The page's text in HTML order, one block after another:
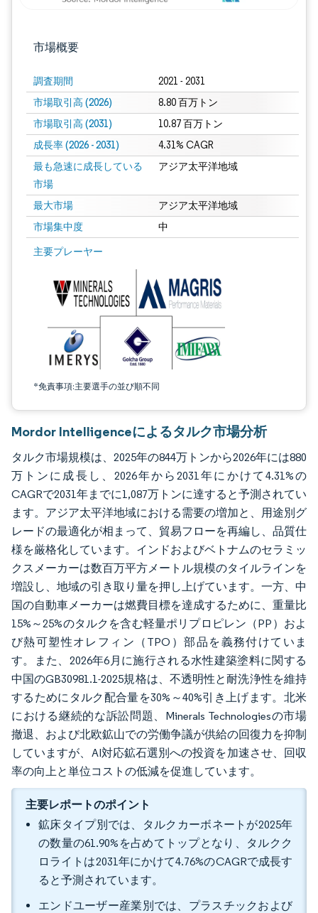
市場概要
調査期間 2021 - 2031
市場取引高 (2026) 8.80 百万トン
市場取引高 (2031) 10.87 百万トン
成長率 (2026 - 2031) 4.31% CAGR
最も急速に成長している
市場
アジア太平洋地域
最大市場 アジア太平洋地域
市場集中度 中
主要プレーヤー
*免責事項:主要選手の並び順不同
画像 © Mordor Intelligence。再利用にはCC BY 4.0の表示が必要です。
Mordor Intelligenceによるタルク市場分析
タルク市場規模は、2025年の844万トンから2026年には880
万トンに成長し、2026年から2031年にかけて4.31%の
CAGRで2031年までに1,087万トンに達すると予測されてい
ます。アジア太平洋地域における需要の増加と、用途別グ
レードの最適化が相まって、貿易フローを再編し、品質仕
様を厳格化しています。インドおよびベトナムのセラミッ
クスメーカーは数百万平方メートル規模のタイルラインを
増設し、地域の引き取り量を押し上げています。一方、中
国の自動車メーカーは燃費目標を達成するために、重量比
15%～25%のタルクを含む軽量ポリプロピレン（PP）およ
び熱可塑性オレフィン（TPO）部品を義務付けていま
す。また、2026年6月に施行される水性建築塗料に関する
中国のGB30981.1-2025規格は、不透明性と耐洗浄性を維持
するためにタルク配合量を30%～40%引き上げます。北米
における継続的な訴訟問題、Minerals Technologiesの市場
撤退、および北欧鉱山での労働争議が供給の回復力を抑制
していますが、AI対応鉱石選別への投資を加速させ、回収
率の向上と単位コストの低減を促進しています。
主要レポートのポイント
鉱床タイプ別では、タルクカーボネートが2025年
の数量の61.90%を占めてトップとなり、タルクク
ロライトは2031年にかけて4.76%のCAGRで成長す
ると予測されています。
エンドユーザー産業別では、プラスチックおよび